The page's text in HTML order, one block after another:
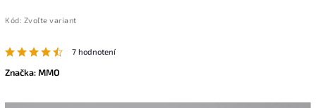
Kód: Zvoľte variant
7 hodnotení
Značka:MMO